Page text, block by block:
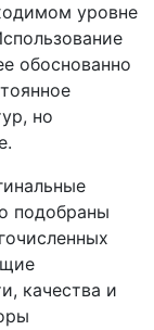
уровне
обоснованно
но
подобраны
качества и